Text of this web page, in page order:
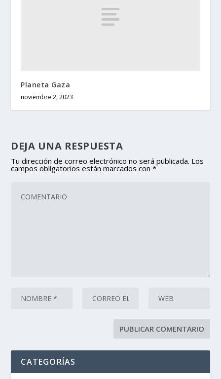
Planeta Gaza
noviembre 2, 2023
DEJA UNA RESPUESTA
Tu dirección de correo electrónico no será publicada. Los
campos obligatorios están marcados con*
CATEGORÍAS